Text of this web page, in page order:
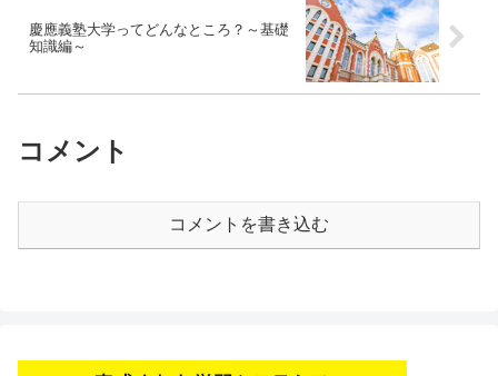
慶應義塾大学ってどんなところ？～基礎
知識編～
コメント
コメントを書き込む